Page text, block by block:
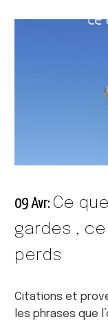
09 Avr: Ce
gardes ,
perds
Citations et
les phrases que